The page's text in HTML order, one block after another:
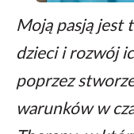
Moją pasją jest
dzieci i rozwój
poprzez
warunków w